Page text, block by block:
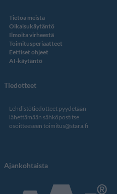
Tietoa meistä
Oikaisukäytäntö
Ilmoita virheestä
Toimitusperiaatteet
Eettiset ohjeet
AI-käytäntö
Tiedotteet
Lehdistötiedotteet pyydetään
lähettämään sähköpostitse
osoitteeseen toimitus@stara.fi
Ajankohtaista